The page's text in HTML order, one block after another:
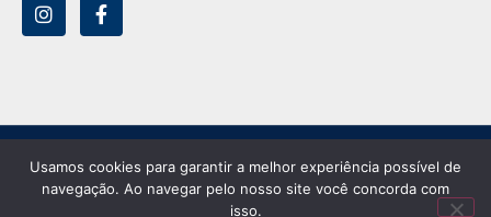
Prefeitura Municipal de Borda da Mata ©. Todos os
direitos reservados.
Usamos cookies para garantir a melhor experiência possível de
navegação. Ao navegar pelo nosso site você concorda com
isso.